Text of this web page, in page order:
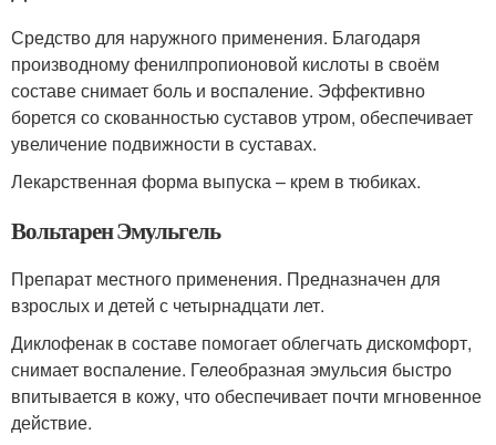
Средство для наружного применения. Благодаря
производному фенилпропионовой кислоты в своём
составе снимает боль и воспаление. Эффективно
борется со скованностью суставов утром, обеспечивает
увеличение подвижности в суставах.
Лекарственная форма выпуска – крем в тюбиках.
Вольтарен Эмульгель
Препарат местного применения. Предназначен для
взрослых и детей с четырнадцати лет.
Диклофенак в составе помогает облегчать дискомфорт,
снимает воспаление. Гелеобразная эмульсия быстро
впитывается в кожу, что обеспечивает почти мгновенное
действие.